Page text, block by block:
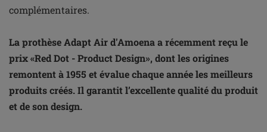
complémentaires.
La prothèse Adapt Air d'Amoena a récemment reçu le
prix «Red Dot - Product Design», dont les origines
remontent à 1955 et évalue chaque année les meilleurs
produits créés. Il garantit l’excellente qualité du produit
et de son design.